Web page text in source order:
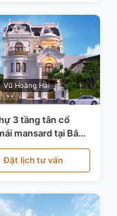
Vũ Hoàng Hải
3 tầng tân cổ
mansard tại Bắc
Đặt lịch tư vấn